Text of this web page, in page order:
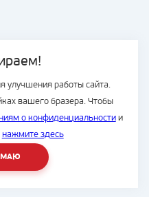
улучшения работы сайта.
вашего бразера. Чтобы
о конфиденциальностии
нажмите здесь